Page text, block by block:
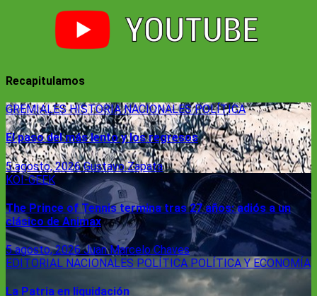
Recapitulamos
GREMIALESHISTORIANACIONALESPOLÍTICA
El paso del más lento y los regresos
5 agosto, 2026Gustavo Zapata
KOI-GEEK
The Prince of Tennis termina tras 27 años: adiós a un
clásico de Animax
5 agosto, 2026Juan Marcelo Chaves
EDITORIAL NACIONALES POLÍTICA POLÍTICA Y ECONOMÍA
La Patria en liquidación